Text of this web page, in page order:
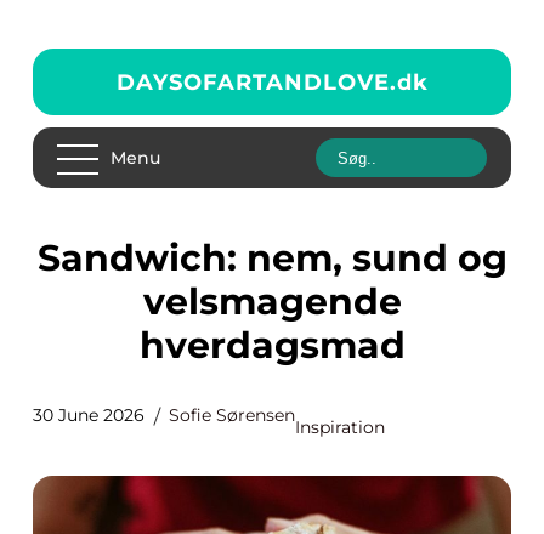
DAYSOFARTANDLOVE.dk
Menu
Sandwich: nem, sund og
velsmagende
hverdagsmad
30 June 2026 Sofie Sørensen
Inspiration